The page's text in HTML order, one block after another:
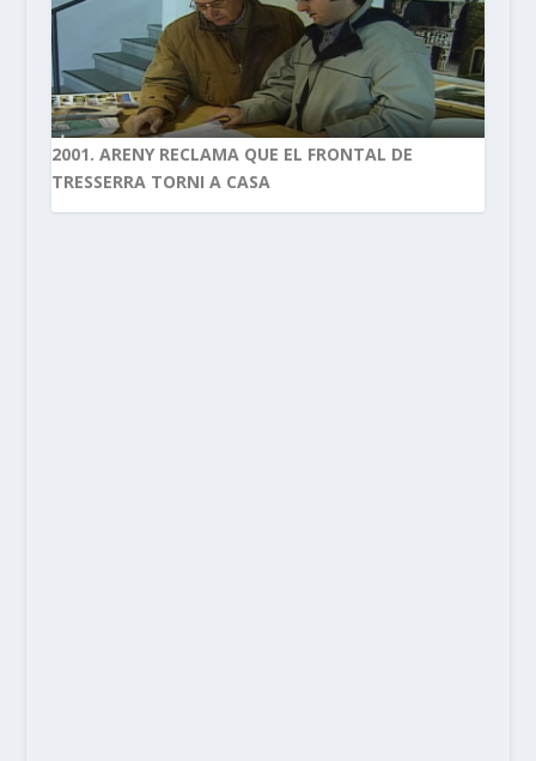
2001. ARENY RECLAMA QUE EL FRONTAL DE
TRESSERRA TORNI A CASA